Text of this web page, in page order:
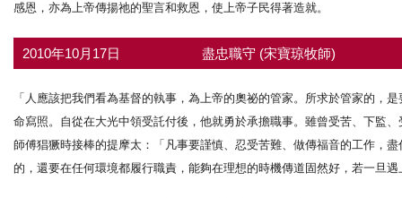
感恩，亦為上帝傳揚祂的聖言和救恩，使上帝子民得著造就。
2010年10月17日 盡忠職守 (宋寶琼牧師)
「人應該把我們看為基督的執事，為上帝的奧祕的管家。所求於管家的，
命寫照。自從在大光中領受託付後，他就勇於承擔職事。雖曾受苦、下監
師傅猖獗時接棒的提摩太：「凡事要謹慎、忍受苦難、做傳福音的工作，
的，還要在任何環境都履行職責，能夠在理想的時機傳道固然好，若一旦